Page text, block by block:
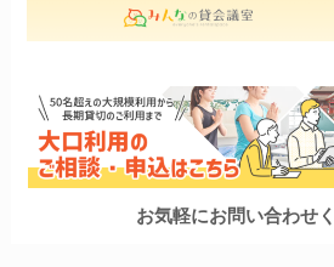
お気軽にお問い合わせ